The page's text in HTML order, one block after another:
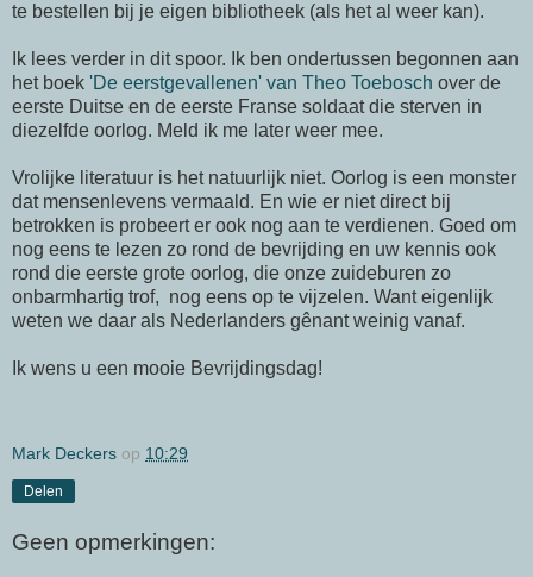
te bestellen bij je eigen bibliotheek (als het al weer kan).
Ik lees verder in dit spoor. Ik ben ondertussen begonnen aan
het boek 'De eerstgevallenen' van Theo Toebosch over de
eerste Duitse en de eerste Franse soldaat die sterven in
diezelfde oorlog. Meld ik me later weer mee.
Vrolijke literatuur is het natuurlijk niet. Oorlog is een monster
dat mensenlevens vermaald. En wie er niet direct bij
betrokken is probeert er ook nog aan te verdienen. Goed om
nog eens te lezen zo rond de bevrijding en uw kennis ook
rond die eerste grote oorlog, die onze zuideburen zo
onbarmhartig trof, nog eens op te vijzelen. Want eigenlijk
weten we daar als Nederlanders gênant weinig vanaf.
Ik wens u een mooie Bevrijdingsdag!
Mark Deckers op 10:29
Delen
Geen opmerkingen: